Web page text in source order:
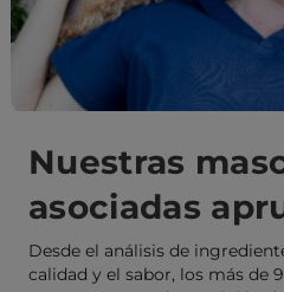
Nuestras
asociadas
Desde el análisis de
calidad y el sabor, los más de